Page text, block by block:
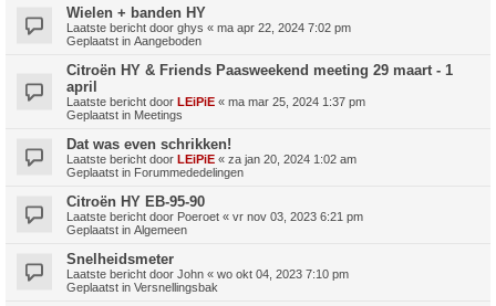
Wielen + banden HY
Laatste bericht door ghys « ma apr 22, 2024 7:02 pm
Geplaatst in Aangeboden
Citroën HY & Friends Paasweekend meeting 29 maart - 1
april
Laatste bericht door LEiPiE « ma mar 25, 2024 1:37 pm
Geplaatst in Meetings
Dat was even schrikken!
Laatste bericht door LEiPiE « za jan 20, 2024 1:02 am
Geplaatst in Forummededelingen
Citroën HY EB-95-90
Laatste bericht door Poeroet « vr nov 03, 2023 6:21 pm
Geplaatst in Algemeen
Snelheidsmeter
Laatste bericht door John « wo okt 04, 2023 7:10 pm
Geplaatst in Versnellingsbak